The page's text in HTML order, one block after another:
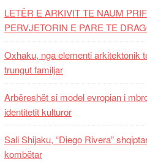
LETËR E ARKIVIT TE NAUM
PERVJETORIN E PARE TE
Oxhaku, nga elementi arkitektonik
trungut familjar
Arbëreshët si model evropian i
identitetit kulturor
Sali Shijaku, “Diego Rivera”
kombëtar